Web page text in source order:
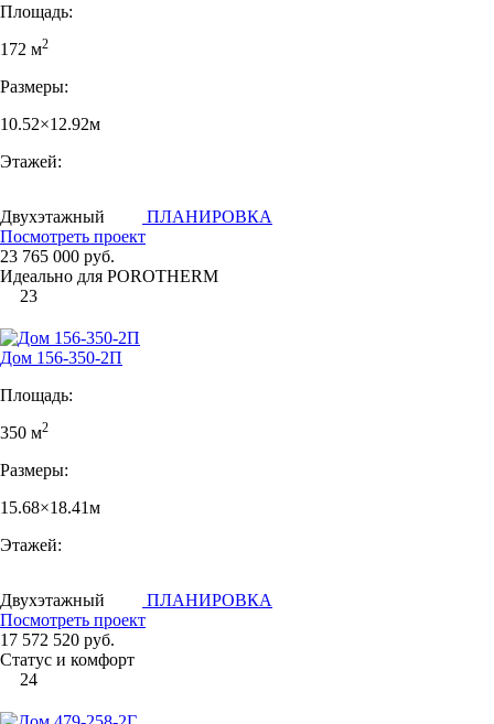
Площадь:
172 м2
Размеры:
10.52×12.92м
Этажей:
Двухэтажный
ПЛАНИРОВКА
Посмотреть проект
23 765 000 руб.
Идеально для POROTHERM
23
Дом 156-350-2П
Площадь:
350 м2
Размеры:
15.68×18.41м
Этажей:
Двухэтажный
ПЛАНИРОВКА
Посмотреть проект
17 572 520 руб.
Статус и комфорт
24